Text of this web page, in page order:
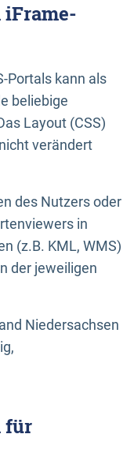
Portals kann als
beliebige
Layout (CSS)
verändert
des Nutzers oder
in
(z.B. KML, WMS)
der jeweiligen
Niedersachsen
für